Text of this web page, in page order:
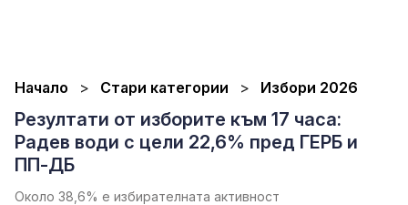
Начало Стари категории Избори 2026
Резултати от изборите към 17 часа:
Радев води с цели 22,6% пред ГЕРБ и
ПП-ДБ
Около 38,6% е избирателната активност